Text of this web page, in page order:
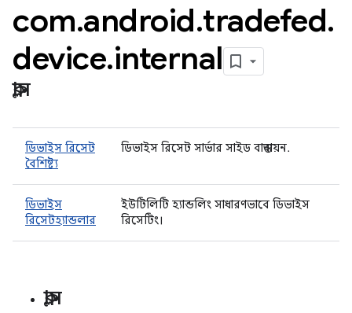
com.android.tradefed.
device.internal
ক্লাস
ডিভাইস রিসেট
বৈশিষ্ট্য
ডিভাইস রিসেট সার্ভার সাইড বাস্তবায়ন.
ডিভাইস
রিসেটহ্যান্ডলার
ইউটিলিটি হ্যান্ডলিং সাধারণভাবে ডিভাইস
রিসেটিং।
ক্লাস